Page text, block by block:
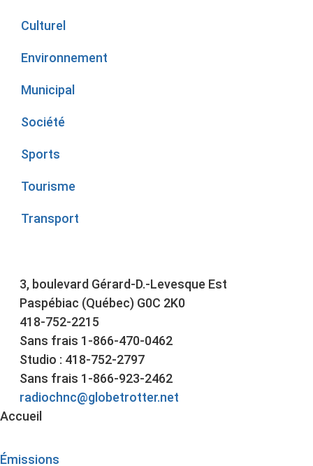
Culturel
Environnement
Municipal
Société
Sports
Tourisme
Transport
3, boulevard Gérard-D.-Levesque Est
Paspébiac (Québec) G0C 2K0
418-752-2215
Sans frais 1-866-470-0462
Studio : 418-752-2797
Sans frais 1-866-923-2462
radiochnc@globetrotter.net
Accueil
Émissions